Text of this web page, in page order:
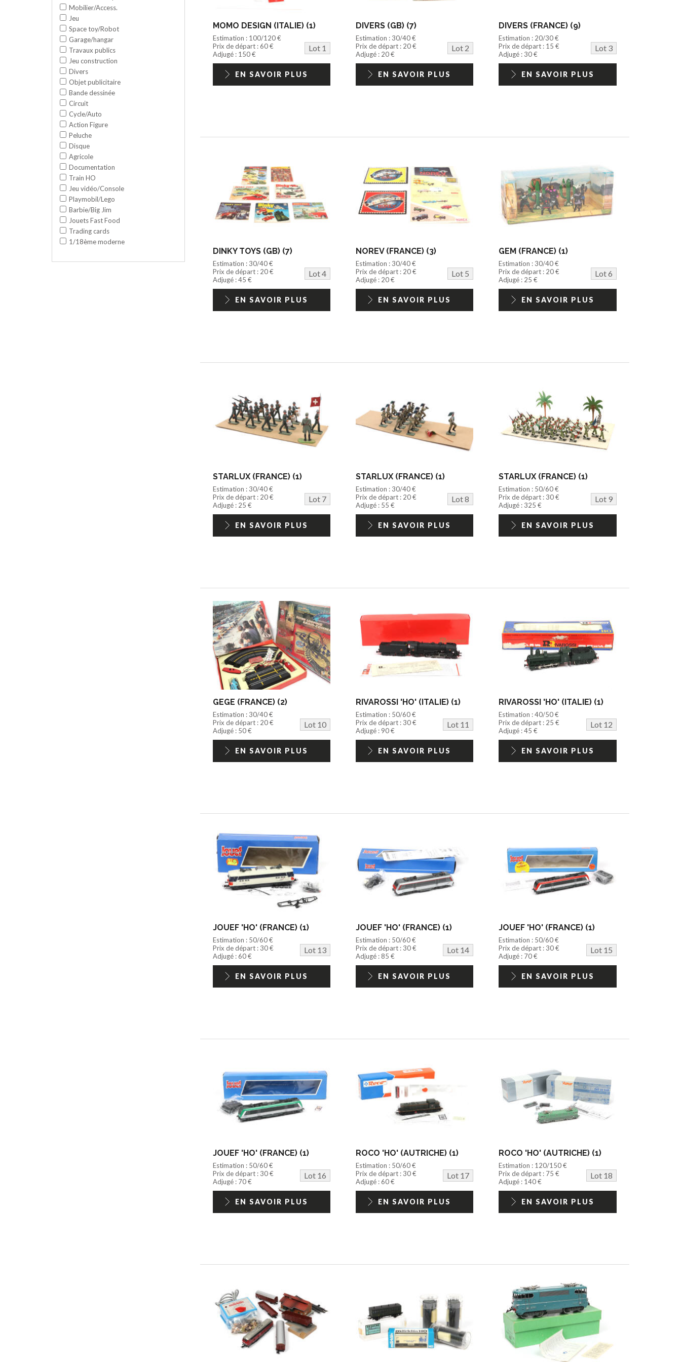
Mobilier/Access.
Jeu
Space toy/Robot
Garage/hangar
Travaux publics
Jeu construction
Divers
Objet publicitaire
Bande dessinée
Circuit
Cycle/Auto
Action Figure
Peluche
Disque
Agricole
Documentation
Train HO
Jeu vidéo/Console
Playmobil/Lego
Barbie/Big Jim
Jouets Fast Food
Trading cards
1/18ème moderne
MOMO DESIGN (ITALIE) (1)
Estimation : 100/120 €
Prix de départ : 60 €
Lot 1
Adjugé : 150 €
EN SAVOIR PLUS
DIVERS (GB) (7)
Estimation : 30/40 €
Prix de départ : 20 €
Lot 2
Adjugé : 20 €
EN SAVOIR PLUS
DIVERS (FRANCE) (9)
Estimation : 20/30 €
Prix de départ : 15 €
Lot 3
Adjugé : 30 €
EN SAVOIR PLUS
DINKY TOYS (GB) (7)
Estimation : 30/40 €
Prix de départ : 20 €
Lot 4
Adjugé : 45 €
EN SAVOIR PLUS
NOREV (FRANCE) (3)
Estimation : 30/40 €
Prix de départ : 20 €
Lot 5
Adjugé : 20 €
EN SAVOIR PLUS
GEM (FRANCE) (1)
Estimation : 30/40 €
Prix de départ : 20 €
Lot 6
Adjugé : 25 €
EN SAVOIR PLUS
STARLUX (FRANCE) (1)
Estimation : 30/40 €
Prix de départ : 20 €
Lot 7
Adjugé : 25 €
EN SAVOIR PLUS
STARLUX (FRANCE) (1)
Estimation : 30/40 €
Prix de départ : 20 €
Lot 8
Adjugé : 55 €
EN SAVOIR PLUS
STARLUX (FRANCE) (1)
Estimation : 50/60 €
Prix de départ : 30 €
Lot 9
Adjugé : 325 €
EN SAVOIR PLUS
GEGE (FRANCE) (2)
Estimation : 30/40 €
Prix de départ : 20 €
Lot 10
Adjugé : 50 €
EN SAVOIR PLUS
RIVAROSSI 'HO' (ITALIE) (1)
Estimation : 50/60 €
Prix de départ : 30 €
Lot 11
Adjugé : 90 €
EN SAVOIR PLUS
RIVAROSSI 'HO' (ITALIE) (1)
Estimation : 40/50 €
Prix de départ : 25 €
Lot 12
Adjugé : 45 €
EN SAVOIR PLUS
JOUEF 'HO' (FRANCE) (1)
Estimation : 50/60 €
Prix de départ : 30 €
Lot 13
Adjugé : 60 €
EN SAVOIR PLUS
JOUEF 'HO' (FRANCE) (1)
Estimation : 50/60 €
Prix de départ : 30 €
Lot 14
Adjugé : 85 €
EN SAVOIR PLUS
JOUEF 'HO' (FRANCE) (1)
Estimation : 50/60 €
Prix de départ : 30 €
Lot 15
Adjugé : 70 €
EN SAVOIR PLUS
JOUEF 'HO' (FRANCE) (1)
Estimation : 50/60 €
Prix de départ : 30 €
Lot 16
Adjugé : 70 €
EN SAVOIR PLUS
ROCO 'HO' (AUTRICHE) (1)
Estimation : 50/60 €
Prix de départ : 30 €
Lot 17
Adjugé : 60 €
EN SAVOIR PLUS
ROCO 'HO' (AUTRICHE) (1)
Estimation : 120/150 €
Prix de départ : 75 €
Lot 18
Adjugé : 140 €
EN SAVOIR PLUS